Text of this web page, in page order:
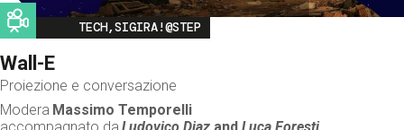
Image
TECH,SIGIRA!@STEP
Wall-E
Proiezione e conversazione
Modera Massimo Temporelli